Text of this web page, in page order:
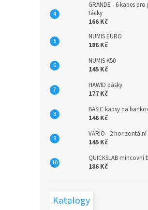
GRANDE - 6 kapes
tácky
166 Kč
NUMIS EURO
186 Kč
NUMIS K50
145 Kč
HAWID pásky
177 Kč
BASIC kapsy na
146 Kč
VARIO - 2 horizontální
145 Kč
QUICKSLAB mincovní
186 Kč
Katalogy